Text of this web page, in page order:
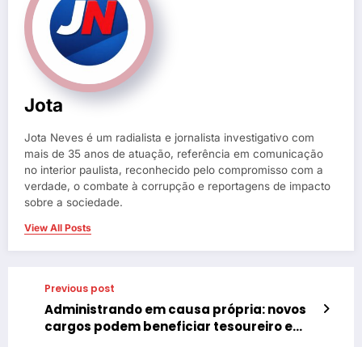
Jota
Jota Neves é um radialista e jornalista investigativo com
mais de 35 anos de atuação, referência em comunicação
no interior paulista, reconhecido pelo compromisso com a
verdade, o combate à corrupção e reportagens de impacto
sobre a sociedade.
View All Posts
Previous post
Administrando em causa própria: novos
cargos podem beneficiar tesoureiro e